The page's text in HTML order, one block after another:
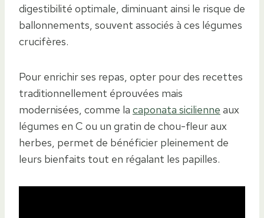
digestibilité optimale, diminuant ainsi le risque de
ballonnements, souvent associés à ces légumes
crucifères.
Pour enrichir ses repas, opter pour des recettes
traditionnellement éprouvées mais
modernisées, comme la caponata sicilienne aux
légumes en C ou un gratin de chou-fleur aux
herbes, permet de bénéficier pleinement de
leurs bienfaits tout en régalant les papilles.